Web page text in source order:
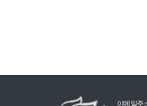
이메일주